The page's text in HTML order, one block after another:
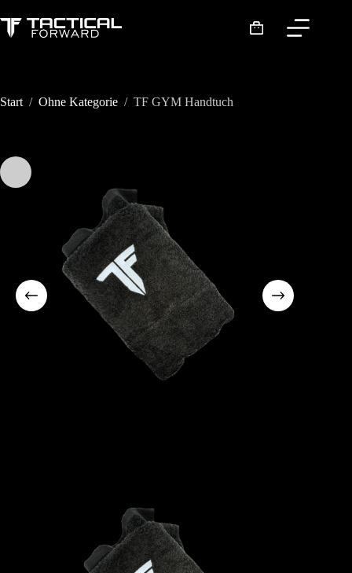
Inhalt
springen
Warenkorb
Start / Ohne Kategorie / TF GYM Handtuch